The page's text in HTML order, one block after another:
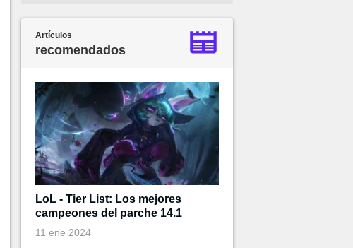
Artículos
recomendados
LoL - Tier List: Los mejores
campeones del parche 14.1
11 ene 2024